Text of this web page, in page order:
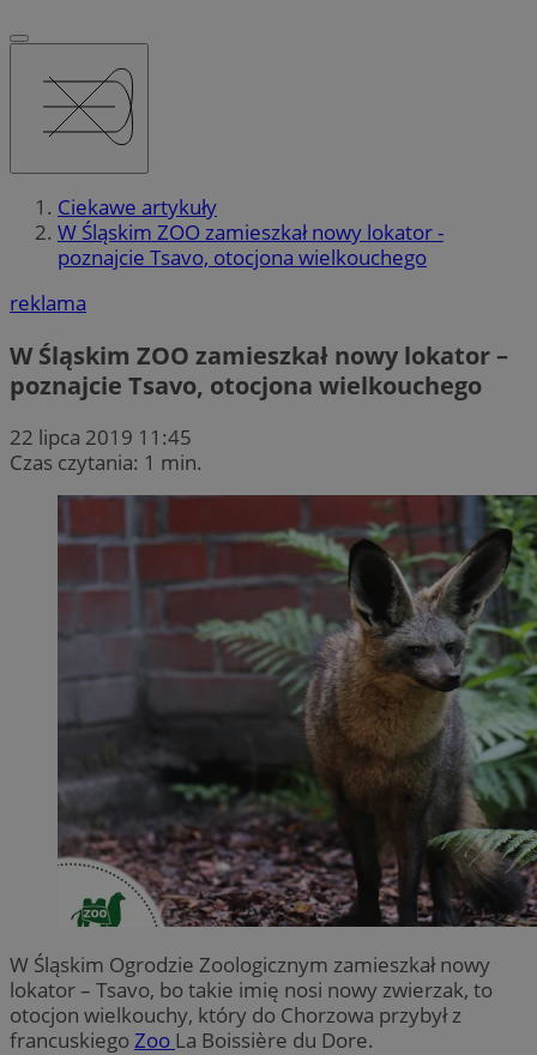
Ciekawe artykuły
W Śląskim ZOO zamieszkał nowy lokator -
poznajcie Tsavo, otocjona wielkouchego
reklama
W Śląskim ZOO zamieszkał nowy lokator –
poznajcie Tsavo, otocjona wielkouchego
22 lipca 2019 11:45
Czas czytania: 1 min.
W Śląskim Ogrodzie Zoologicznym zamieszkał nowy
lokator – Tsavo, bo takie imię nosi nowy zwierzak, to
otocjon wielkouchy, który do Chorzowa przybył z
francuskiegoZoo La Boissière du Dore.